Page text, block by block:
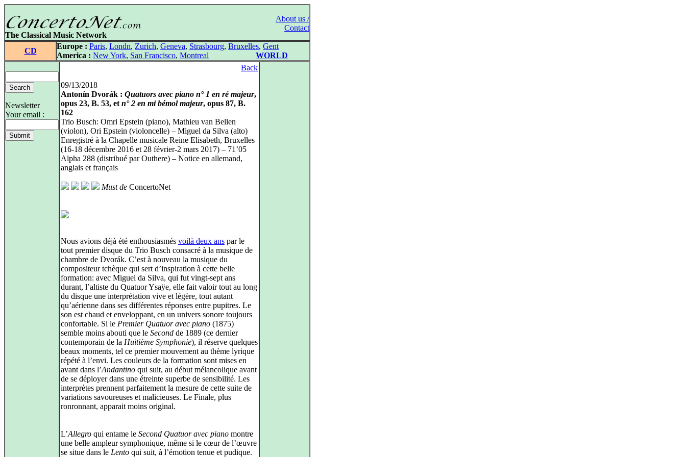
About us /
Contact
The Classical Music Network
CD
Europe : Paris, Londn, Zurich, Geneva, Strasbourg, Bruxelles, Gent
America : New York, San Francisco, Montreal WORLD
Newsletter
Your email :
Back
09/13/2018
Antonín Dvorák : Quatuors avec piano n° 1 en ré majeur,
opus 23, B. 53, et n° 2 en mi bémol majeur, opus 87, B.
162
Trio Busch: Omri Epstein (piano), Mathieu van Bellen
(violon), Ori Epstein (violoncelle) – Miguel da Silva (alto)
Enregistré à la Chapelle musicale Reine Elisabeth, Bruxelles
(16-18 décembre 2016 et 28 février-2 mars 2017) – 71’05
Alpha 288 (distribué par Outhere) – Notice en allemand,
anglais et français
Must de ConcertoNet
Nous avions déjà été enthousiasmés voilà deux ans par le
tout premier disque du Trio Busch consacré à la musique de
chambre de Dvorák. C’est à nouveau la musique du
compositeur tchèque qui sert d’inspiration à cette belle
formation: avec Miguel da Silva, qui fut vingt-sept ans
durant, l’altiste du Quatuor Ysaÿe, elle fait valoir tout au long
du disque une interprétation vive et légère, tout autant
qu’aérienne dans ses différentes réponses entre pupitres. Le
son est chaud et enveloppant, en un univers sonore toujours
confortable. Si le Premier Quatuor avec piano (1875)
semble moins abouti que le Second de 1889 (ce dernier
contemporain de la Huitième Symphonie), il réserve quelques
beaux moments, tel ce premier mouvement au thème lyrique
répété à l’envi. Les couleurs de la formation sont mises en
avant dans l’Andantino qui suit, au début mélancolique avant
de se déployer dans une étreinte superbe de sensibilité. Les
interprètes prennent parfaitement la mesure de cette suite de
variations savoureuses et malicieuses. Le Finale, plus
ronronnant, apparait moins original.
L’Allegro qui entame le Second Quatuor avec piano montre
une belle ampleur symphonique, même si le cœur de l’œuvre
se situe dans le Lento qui suit, à l’émotion tenue et pudique.